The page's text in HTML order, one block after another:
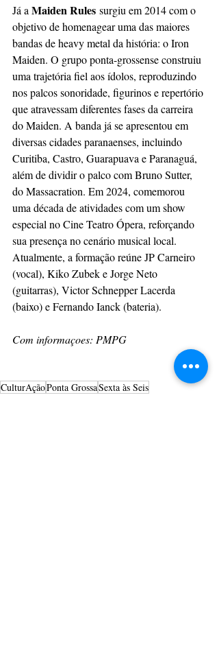
Já a Maiden Rules surgiu em 2014 com o
objetivo de homenagear uma das maiores
bandas de heavy metal da história: o Iron
Maiden. O grupo ponta-grossense construiu
uma trajetória fiel aos ídolos, reproduzindo
nos palcos sonoridade, figurinos e repertório
que atravessam diferentes fases da carreira
do Maiden. A banda já se apresentou em
diversas cidades paranaenses, incluindo
Curitiba, Castro, Guarapuava e Paranaguá,
além de dividir o palco com Bruno Sutter,
do Massacration. Em 2024, comemorou
uma década de atividades com um show
especial no Cine Teatro Ópera, reforçando
sua presença no cenário musical local.
Atualmente, a formação reúne JP Carneiro
(vocal), Kiko Zubek e Jorge Neto
(guitarras), Victor Schnepper Lacerda
(baixo) e Fernando Ianck (bateria).
Com informaçoes: PMPG
CulturAçãoPonta GrossaSexta às Seis